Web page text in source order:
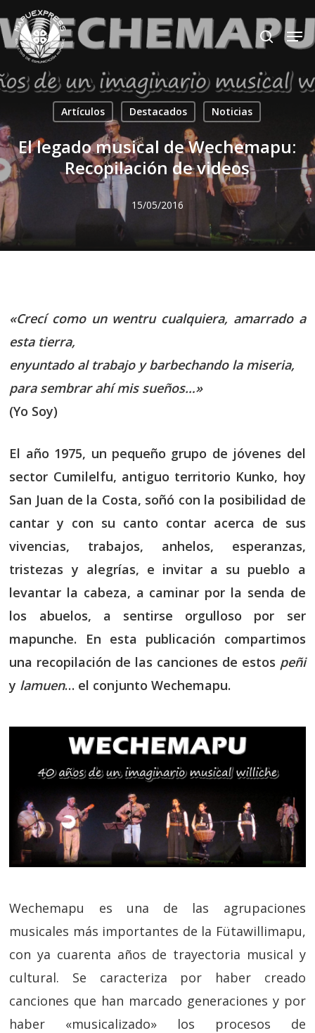
Skip
to
main
content
search
Artículos Destacados Noticias
El legado musical de Wechemapu:
Recopilación de videos
15/05/2016
«Crecí como un wentru cualquiera, amarrado a
esta tierra,
enyuntado al trabajo y barbechando la miseria,
para sembrar ahí mis sueños…»
(Yo Soy)
El año 1975, un pequeño grupo de jóvenes del
sector Cumilelfu, antiguo territorio Kunko, hoy
San Juan de la Costa, soñó con la posibilidad de
cantar y con su canto contar acerca de sus
vivencias, trabajos, anhelos, esperanzas,
tristezas y alegrías, e invitar a su pueblo a
levantar la cabeza, a caminar por la senda de
los abuelos, a sentirse orgulloso por ser
mapunche. En esta publicación compartimos
una recopilación de las canciones de estos peñi
y lamuen… el conjunto Wechemapu.
Wechemapu es una de las agrupaciones
musicales más importantes de la Fütawillimapu,
con ya cuarenta años de trayectoria musical y
cultural. Se caracteriza por haber creado
canciones que han marcado generaciones y por
haber «musicalizado» los procesos de
Close
Menu